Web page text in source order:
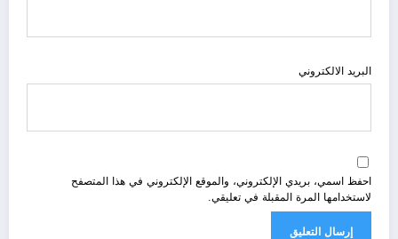
البريد الالكتروني
احفظ اسمي، بريدي الإلكتروني، والموقع الإلكتروني في هذا المتصفح
لاستخدامها المرة المقبلة في تعليقي.